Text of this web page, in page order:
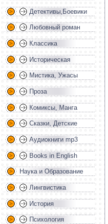
Детективы,Боевики
Любовный роман
Классика
Историческая
Мистика, Ужасы
Проза
Комиксы, Манга
Сказки, Детские
Аудиокниги mp3
Books in English
Наука и Образование
Лингвистика
История
Психология